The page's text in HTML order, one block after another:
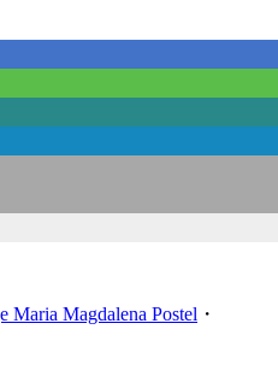
Maria Magdalena Postel ・